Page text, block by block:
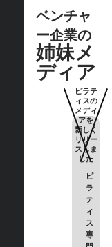
ベンチャ
ー企業の
姉妹メ
ディア
ピラテ
ィスの
メディ
アを
新しく
リリー
スしま
した
ピ
ラ
テ
ィ
ス
専